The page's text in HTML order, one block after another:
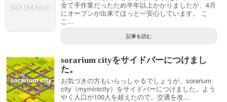
全て手作業だったため半年以上かかりましたが、4月
にオープンが出来てほっと一安心しています。 こ
こ...
記事を読む
sorarium cityをサイドバーにつけまし
た。
お気づきの方もいらっしゃるでしょうが、sorarium
city（myminicity）をサイドバーにつけました。よう
やく人口が100人を超えたので、交通を改...